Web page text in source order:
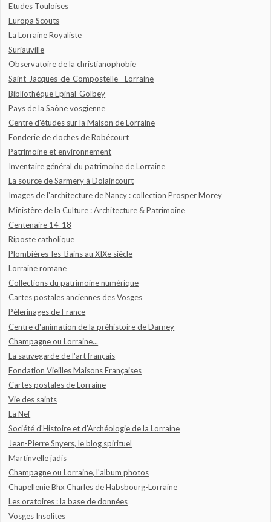
Etudes Touloises
Europa Scouts
La Lorraine Royaliste
Suriauville
Observatoire de la christianophobie
Saint-Jacques-de-Compostelle - Lorraine
Bibliothèque Epinal-Golbey
Pays de la Saône vosgienne
Centre d'études sur la Maison de Lorraine
Fonderie de cloches de Robécourt
Patrimoine et environnement
Inventaire général du patrimoine de Lorraine
La source de Sarmery à Dolaincourt
Images de l'architecture de Nancy : collection Prosper Morey
Ministère de la Culture : Architecture & Patrimoine
Centenaire 14-18
Riposte catholique
Plombières-les-Bains au XIXe siècle
Lorraine romane
Collections du patrimoine numérique
Cartes postales anciennes des Vosges
Pèlerinages de France
Centre d'animation de la préhistoire de Darney
Champagne ou Lorraine...
La sauvegarde de l'art français
Fondation Vieilles Maisons Françaises
Cartes postales de Lorraine
Vie des saints
La Nef
Société d'Histoire et d'Archéologie de la Lorraine
Jean-Pierre Snyers, le blog spirituel
Martinvelle jadis
Champagne ou Lorraine, l'album photos
Chapellenie Bhx Charles de Habsbourg-Lorraine
Les oratoires : la base de données
Vosges Insolites